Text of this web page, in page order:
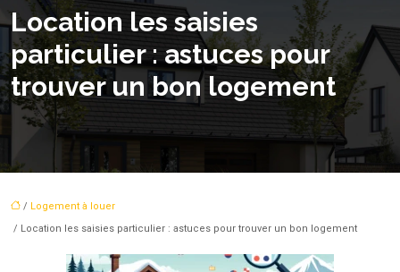
Location les saisies
particulier : astuces pour
trouver un bon logement
/ Logement à louer
/ Location les saisies particulier : astuces pour trouver un bon logement